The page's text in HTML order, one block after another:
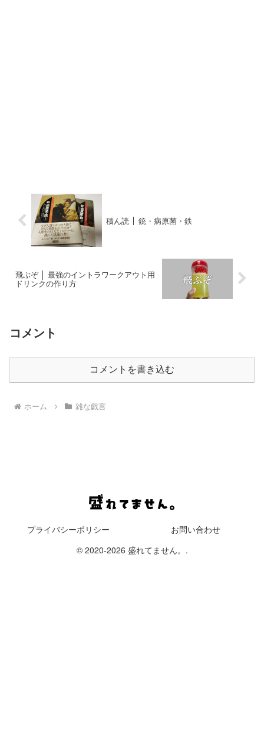
積ん読 │ 銃・病原菌・鉄
飛ぶぞ │ 最強のイントラワークアウト用
ドリンクの作り方
コメント
コメントを書き込む
ホーム 雑な戯言
プライバシーポリシー
お問い合わせ
© 2020-2026 盛れてません。.